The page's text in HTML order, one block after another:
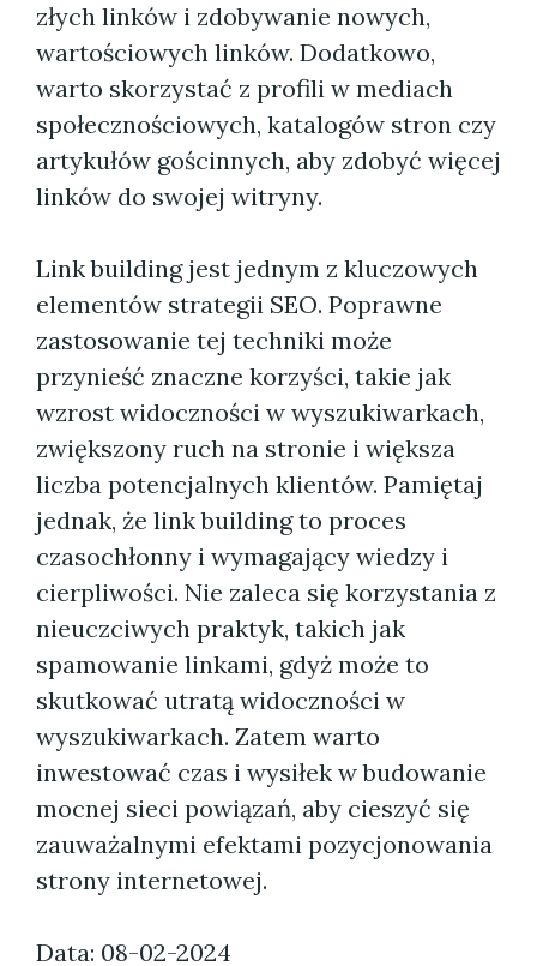
złych linków i zdobywanie nowych,
wartościowych linków. Dodatkowo,
warto skorzystać z profili w mediach
społecznościowych, katalogów stron czy
artykułów gościnnych, aby zdobyć więcej
linków do swojej witryny.
Link building jest jednym z kluczowych
elementów strategii SEO. Poprawne
zastosowanie tej techniki może
przynieść znaczne korzyści, takie jak
wzrost widoczności w wyszukiwarkach,
zwiększony ruch na stronie i większa
liczba potencjalnych klientów. Pamiętaj
jednak, że link building to proces
czasochłonny i wymagający wiedzy i
cierpliwości. Nie zaleca się korzystania z
nieuczciwych praktyk, takich jak
spamowanie linkami, gdyż może to
skutkować utratą widoczności w
wyszukiwarkach. Zatem warto
inwestować czas i wysiłek w budowanie
mocnej sieci powiązań, aby cieszyć się
zauważalnymi efektami pozycjonowania
strony internetowej.
Data: 08-02-2024